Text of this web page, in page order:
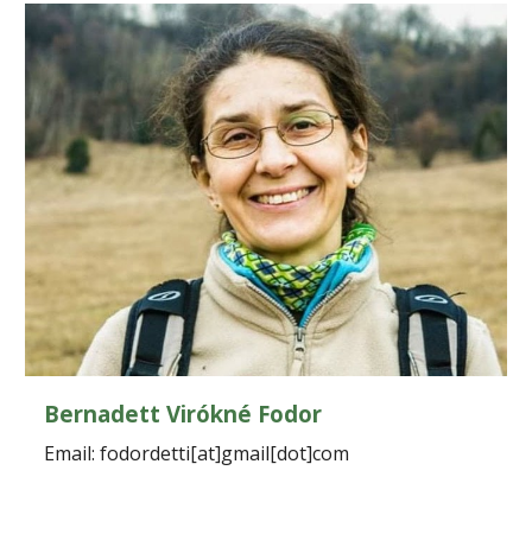
Bernadett Virókné Fodor
Email: fodordetti[at]gmail[dot]com